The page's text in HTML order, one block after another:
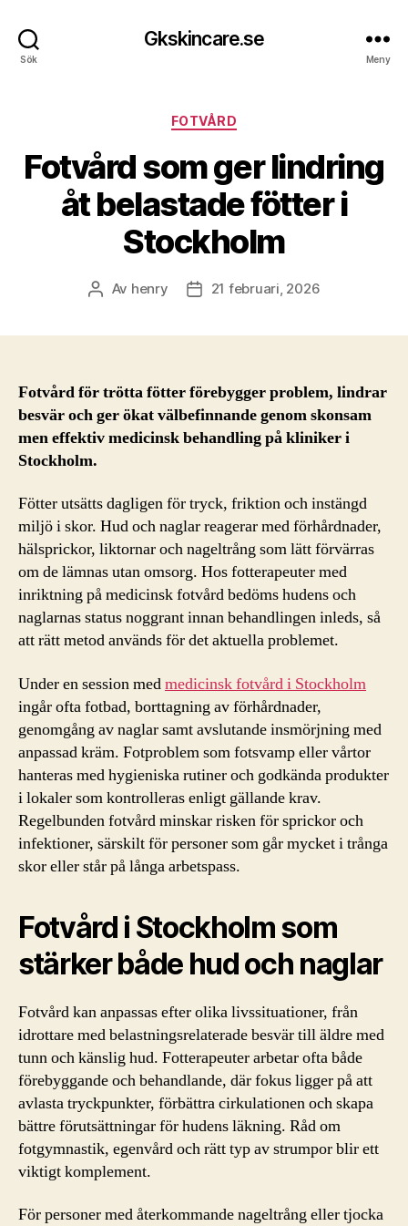
Sök
Gkskincare.se
Meny
Kategorier
FOTVÅRD
Fotvård som ger lindring
åt belastade fötter i
Stockholm
Inläggsförfattare
Av henry Inläggsdatum
21 februari, 2026
Fotvård för trötta fötter förebygger problem, lindrar
besvär och ger ökat välbefinnande genom skonsam
men effektiv medicinsk behandling på kliniker i
Stockholm.
Fötter utsätts dagligen för tryck, friktion och instängd
miljö i skor. Hud och naglar reagerar med förhårdnader,
hälsprickor, liktornar och nageltrång som lätt förvärras
om de lämnas utan omsorg. Hos fotterapeuter med
inriktning på medicinsk fotvård bedöms hudens och
naglarnas status noggrant innan behandlingen inleds, så
att rätt metod används för det aktuella problemet.
Under en session medmedicinsk fotvård i Stockholm
ingår ofta fotbad, borttagning av förhårdnader,
genomgång av naglar samt avslutande insmörjning med
anpassad kräm. Fotproblem som fotsvamp eller vårtor
hanteras med hygieniska rutiner och godkända produkter
i lokaler som kontrolleras enligt gällande krav.
Regelbunden fotvård minskar risken för sprickor och
infektioner, särskilt för personer som går mycket i trånga
skor eller står på långa arbetspass.
Fotvård i Stockholm som
stärker både hud och naglar
Fotvård kan anpassas efter olika livssituationer, från
idrottare med belastningsrelaterade besvär till äldre med
tunn och känslig hud. Fotterapeuter arbetar ofta både
förebyggande och behandlande, där fokus ligger på att
avlasta tryckpunkter, förbättra cirkulationen och skapa
bättre förutsättningar för hudens läkning. Råd om
fotgymnastik, egenvård och rätt typ av strumpor blir ett
viktigt komplement.
För personer med återkommande nageltrång eller tjocka